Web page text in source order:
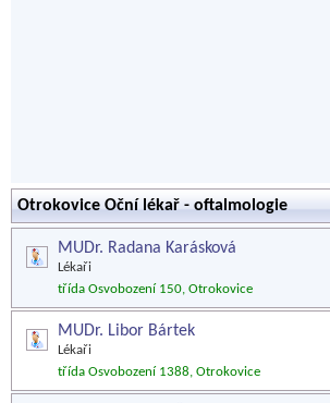
Otrokovice Oční lékař - oftalmologie
MUDr. Radana Karásková
Lékaři
třída Osvobození 150, Otrokovice
MUDr. Libor Bártek
Lékaři
třída Osvobození 1388, Otrokovice